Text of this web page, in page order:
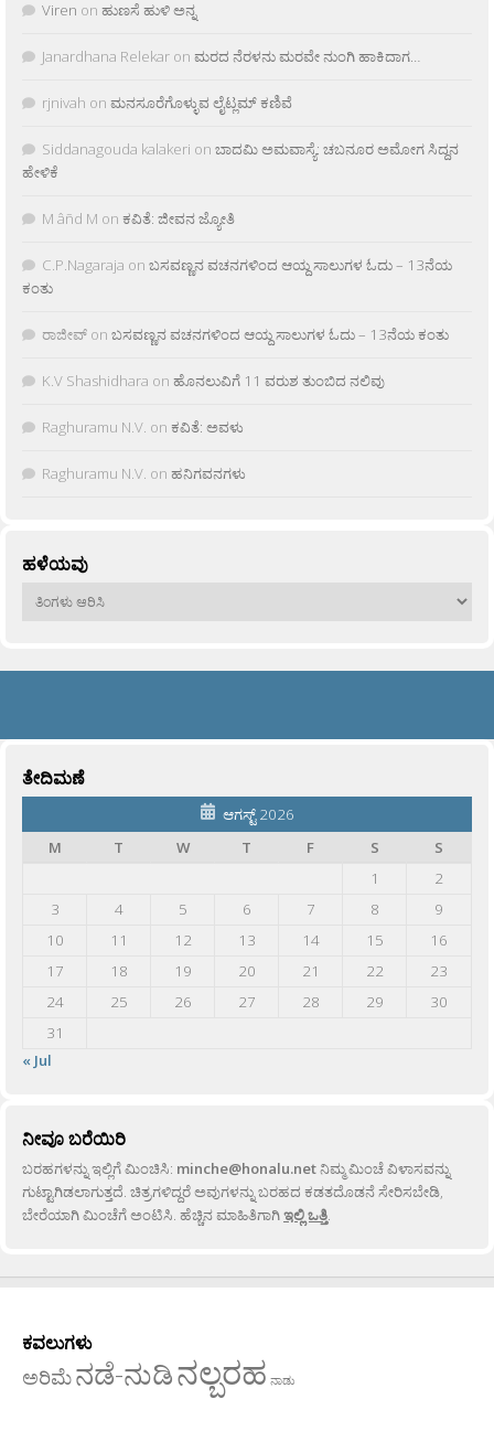
Viren on ಹುಣಸೆ ಹುಳಿ ಅನ್ನ
Janardhana Relekar on ಮರದ ನೆರಳನು ಮರವೇ ನುಂಗಿ ಹಾಕಿದಾಗ…
rjnivah on ಮನಸೂರೆಗೊಳ್ಳುವ ಲೈಟ್ಲಮ್ ಕಣಿವೆ
Siddanagouda kalakeri on ಬಾದಮಿ ಅಮವಾಸ್ಯೆ: ಚಬನೂರ ಅಮೋಗ ಸಿದ್ದನ
ಹೇಳಿಕೆ
M âñd M on ಕವಿತೆ: ಜೀವನ ಜ್ಯೋತಿ
C.P.Nagaraja on ಬಸವಣ್ಣನ ವಚನಗಳಿಂದ ಆಯ್ದ ಸಾಲುಗಳ ಓದು – 13ನೆಯ
ಕಂತು
ರಾಜೀವ್ on ಬಸವಣ್ಣನ ವಚನಗಳಿಂದ ಆಯ್ದ ಸಾಲುಗಳ ಓದು – 13ನೆಯ ಕಂತು
K.V Shashidhara on ಹೊನಲುವಿಗೆ 11 ವರುಶ ತುಂಬಿದ ನಲಿವು
Raghuramu N.V. on ಕವಿತೆ: ಅವಳು
Raghuramu N.V. on ಹನಿಗವನಗಳು
ಹಳೆಯವು
ಹಳೆಯವು
ತೇದಿಮಣೆ
ಆಗಸ್ಟ್ 2026
M
T W T F S
S
1
2
3
4 5 6 7 8
9
10
11 12 13 14 15
16
17
18 19 20 21 22
23
24
25 26 27 28 29
30
31
« Jul
ನೀವೂ ಬರೆಯಿರಿ
ಬರಹಗಳನ್ನು ಇಲ್ಲಿಗೆ ಮಿಂಚಿಸಿ: minche@honalu.netನಿಮ್ಮ ಮಿಂಚೆ ವಿಳಾಸವನ್ನು
ಗುಟ್ಟಾಗಿಡಲಾಗುತ್ತದೆ. ಚಿತ್ರಗಳಿದ್ದರೆ ಅವುಗಳನ್ನು ಬರಹದ ಕಡತದೊಡನೆ ಸೇರಿಸಬೇಡಿ,
ಬೇರೆಯಾಗಿ ಮಿಂಚೆಗೆ ಅಂಟಿಸಿ. ಹೆಚ್ಚಿನ ಮಾಹಿತಿಗಾಗಿಇಲ್ಲಿ ಒತ್ತಿ.
ಕವಲುಗಳು
ಅರಿಮೆನಡೆ-ನುಡಿನಲ್ಬರಹ ನಾಡು